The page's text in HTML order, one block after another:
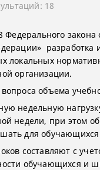
18
Федерального
разработка
локальных
организации.
объема
недельную
недели, при этом
для обучающихся
составляют с
обучающихся и